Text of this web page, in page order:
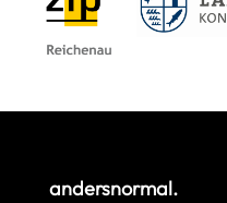
andersnormal.